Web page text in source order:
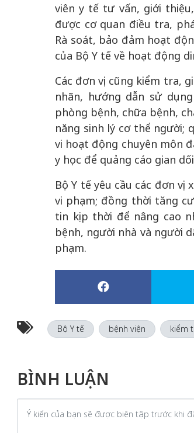
viên y tế tư vấn, giới
được cơ quan điều tra,
Rà soát, bảo đảm hoạt
của Bộ Y tế về hoạt động
Các đơn vị cũng kiểm tra,
nhãn, hướng dẫn sử
phòng bệnh, chữa bệnh,
năng sinh lý cơ thể người;
vi hoạt động chuyên môn
y học để quảng cáo gian
Bộ Y tế yêu cầu các đơn
vi phạm; đồng thời tăng
tin kịp thời để nâng cao
bệnh, người nhà và người
phạm.
Bộ Y tế bệnh viện kiểm
BÌNH LUẬN